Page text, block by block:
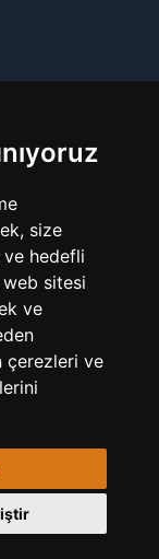
size
hedefli
sitesi
ve
çerezleri ve